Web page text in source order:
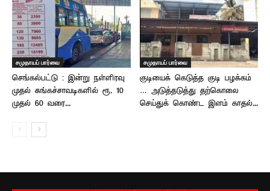
சமுதாயப் பார்வை
செங்கல்பட்டு : இன்று நள்ளிரவு
முதல் சுங்கச்சாவடிகளில் ரூ. 10
முதல் 60 வரை...
சமுதாயப் பார்வை
குடியைக் கெடுத்த குடி பழக்கம்
… அடுத்தடுத்து தற்கொலை
செய்துக் கொண்ட இளம் காதல்...